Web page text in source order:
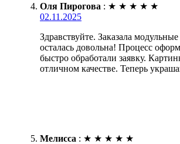
Оля Пирогова : ★ ★ ★ ★ ★
02.11.2025
Здравствуйте. Заказала
осталась довольна! Процесс
быстро обработали заявку.
отличном качестве. Теперь
Мелисса : ★ ★ ★ ★ ★